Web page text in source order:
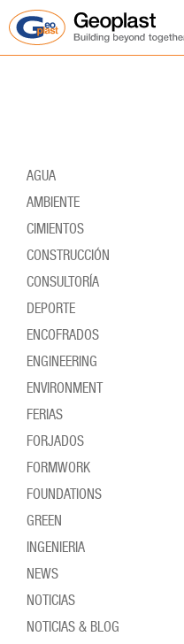
AGUA
AMBIENTE
CIMIENTOS
CONSTRUCCIÓN
CONSULTORÍA
DEPORTE
ENCOFRADOS
ENGINEERING
ENVIRONMENT
FERIAS
FORJADOS
FORMWORK
FOUNDATIONS
GREEN
INGENIERIA
NEWS
NOTICIAS
NOTICIAS & BLOG